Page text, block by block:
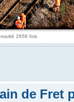
2656 fois
de Fret